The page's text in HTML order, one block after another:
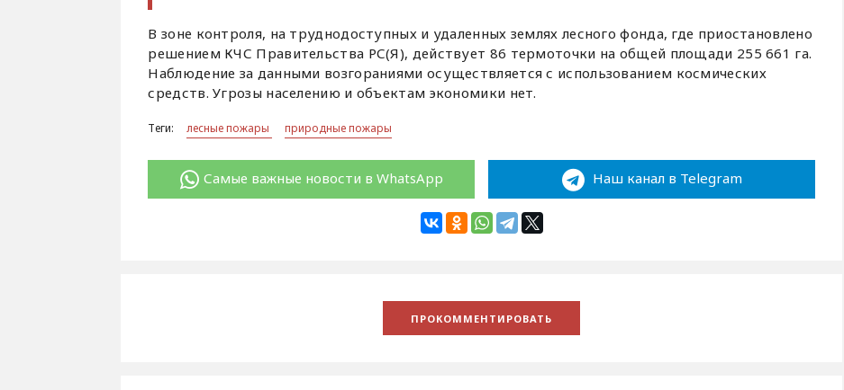
В зоне контроля, на труднодоступных и удаленных землях лесного фонда, где приостановлено
решением КЧС Правительства РС(Я), действует 86 термоточки на общей площади 255 661 га.
Наблюдение за данными возгораниями осуществляется с использованием космических
средств. Угрозы населению и объектам экономики нет.
Теги: лесные пожары природные пожары
Самые важные новости в WhatsApp Наш канал в Telegram